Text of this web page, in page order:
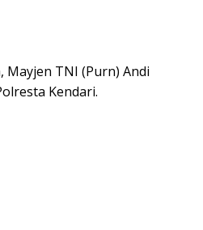
TNI (Purn) Andi
Kendari.